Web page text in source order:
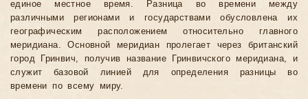
единое местное время. Разница во времени между
различными регионами и государствами обусловлена их
географическим расположением относительно главного
меридиана. Основной меридиан пролегает через британский
город Гринвич, получив название Гринвичского меридиана, и
служит базовой линией для определения разницы во
времени по всему миру.